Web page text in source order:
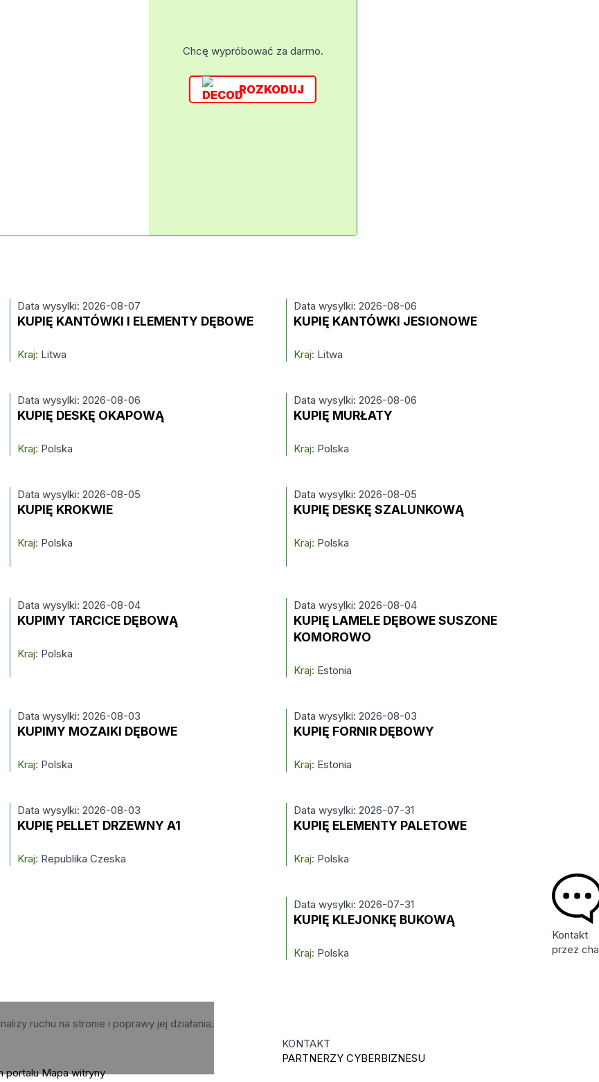
Chcę wypróbować za darmo.
ROZKODUJ
Data wysylki: 2026-08-07
KUPIĘ KANTÓWKI I ELEMENTY DĘBOWE
Kraj: Litwa
Data wysylki: 2026-08-06
KUPIĘ KANTÓWKI JESIONOWE
Kraj: Litwa
Data wysylki: 2026-08-06
KUPIĘ DESKĘ OKAPOWĄ
Kraj: Polska
Data wysylki: 2026-08-06
KUPIĘ MURŁATY
Kraj: Polska
Data wysylki: 2026-08-05
KUPIĘ KROKWIE
Kraj: Polska
Data wysylki: 2026-08-05
KUPIĘ DESKĘ SZALUNKOWĄ
Kraj: Polska
Data wysylki: 2026-08-04
KUPIMY TARCICE DĘBOWĄ
Kraj: Polska
Data wysylki: 2026-08-04
KUPIĘ LAMELE DĘBOWE SUSZONE
KOMOROWO
Kraj: Estonia
Data wysylki: 2026-08-03
KUPIMY MOZAIKI DĘBOWE
Kraj: Polska
Data wysylki: 2026-08-03
KUPIĘ FORNIR DĘBOWY
Kraj: Estonia
Data wysylki: 2026-08-03
KUPIĘ PELLET DRZEWNY A1
Kraj: Republika Czeska
Data wysylki: 2026-07-31
KUPIĘ ELEMENTY PALETOWE
Kraj: Polska
Data wysylki: 2026-07-31
KUPIĘ KLEJONKĘ BUKOWĄ
Kraj: Polska
Kontakt
przez
ruchu na stronie i poprawy jej działania.
portalu Mapa witryny
KONTAKT
PARTNERZY CYBERBIZNESU